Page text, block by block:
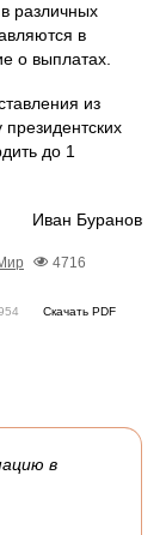
различных
в
о выплатах.
из
до 1
Иван Буранов
4716
Скачать PDF
в